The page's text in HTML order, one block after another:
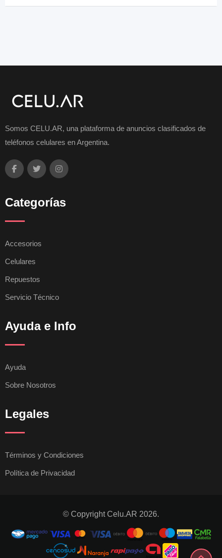
Somos CELU.AR, una plataforma de anuncios clasificados de
teléfonos celulares en Argentina.
Categorías
Accesorios
Celulares
Repuestos
Servicio Técnico
Ayuda e Info
Ayuda
Sobre Nosotros
Legales
Términos y Condiciones
Política de Privacidad
© Copyright Celu.AR 2026.